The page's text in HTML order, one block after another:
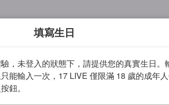
填寫生日
，未登入的狀態下，請提供您的真實生日。
能輸入一次，17 LIVE 僅限滿 18 歲的成年人
鈕。